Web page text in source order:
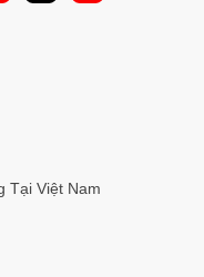
Tại Việt Nam